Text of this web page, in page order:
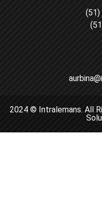
(51)
2024 © Intralemans. All